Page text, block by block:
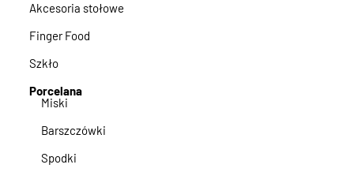
Akcesoria stołowe
Finger Food
Szkło
Porcelana
Miski
Barszczówki
Spodki